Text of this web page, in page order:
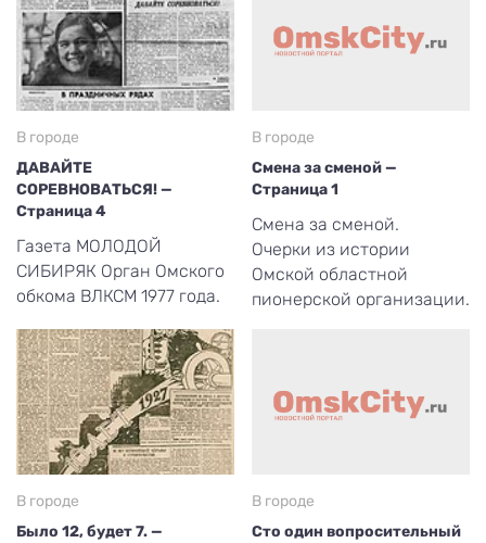
В городе
ДАВАЙТЕ
СОРЕВНОВАТЬСЯ! —
Страница 4
Газета МОЛОДОЙ
СИБИРЯК Орган Омского
обкома ВЛКСМ 1977 года.
В городе
Смена за сменой —
Страница 1
Смена за сменой.
Очерки из истории
Омской областной
пионерской организации.
В городе
Было 12, будет 7. —
В городе
Сто один вопросительный